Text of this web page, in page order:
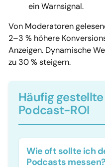
ein Warnsignal.
Von Moderatoren
2–3 % höhere
Anzeigen. Dynamische
zu 30 % steigern.
Häufig
Podcast-ROI
Wie oft sollte ich
Podcasts messen?